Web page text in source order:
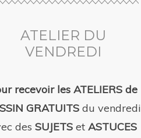
ATELIER DU
VENDREDI
recevoir les ATELIERS de
GRATUITS du vendredi
desSUJETSetASTUCES